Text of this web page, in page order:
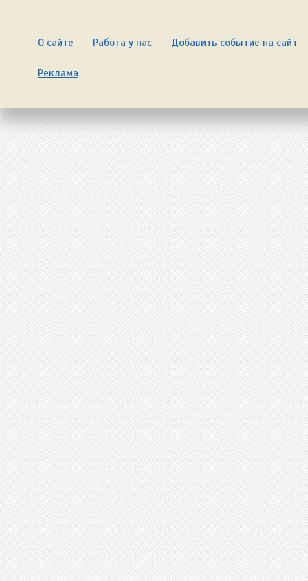
О сайте Работа у нас Добавить событие на сайт
Реклама